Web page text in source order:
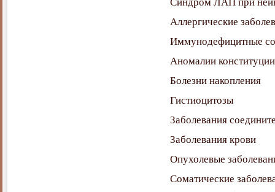
Аллергические
Иммунодефицитные
Аномалии конституции
Болезни накопления
Гистиоцитозы
Заболевания
Заболевания крови
Опухолевые
Соматические